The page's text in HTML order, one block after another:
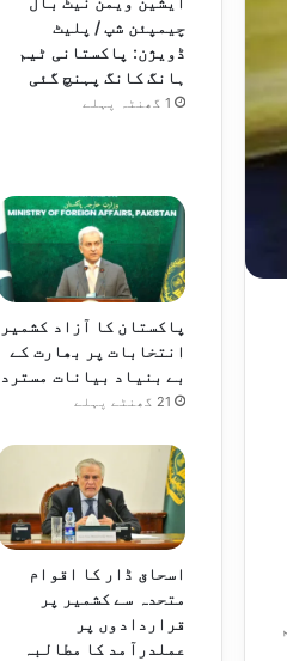
چیمپئن شپ / پلیٹ
ڈویژن: پاکستانی ٹیم
ہانگ کانگ پہنچ گئی
1 گھنٹہ پہلے
پاکستان کا آزاد کشمیر
انتخابات پر بھارت کے
بے بنیاد بیانات مسترد
21 گھنٹے پہلے
اسحاق ڈار کا اقوام
متحدہ سے کشمیر پر
قراردادوں پر
عملدرآمد کا مطالبہ